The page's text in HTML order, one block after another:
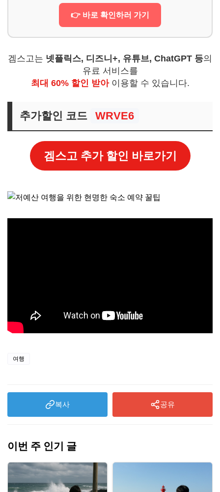
👉 바로 확인하러 가기
겜스고는 넷플릭스, 디즈니+, 유튜브, ChatGPT 등의
유료 서비스를
최대 60% 할인 받아이용할 수 있습니다.
추가할인 코드 WRVE6
겜스고 추가 할인 바로가기
여행
복사 공유
이번 주 인기 글